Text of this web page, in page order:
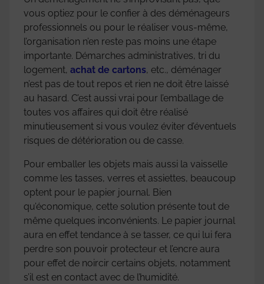
vous optiez pour le confier à des déménageurs
professionnels ou pour le réaliser vous-même,
l’organisation n’en reste pas moins une étape
importante. Démarches administratives, tri du
logement, achat de cartons, etc., déménager
n’est pas de tout repos et rien ne doit être laissé
au hasard. C’est aussi vrai pour l’emballage de
toutes vos affaires qui doit être réalisé
minutieusement si vous voulez éviter d’éventuels
risques de détérioration ou de casse.
Pour emballer les objets mais aussi la vaisselle
comme les tasses, verres et assiettes, beaucoup
optent pour le papier journal. Bien
qu’économique, cette solution présente tout de
même quelques inconvénients. Le papier journal
aura en effet tendance à se tasser, ce qui lui fera
perdre son pouvoir protecteur et l’encre aura
pour effet de noircir certains objets, notamment
s’il est en contact avec de l’humidité.